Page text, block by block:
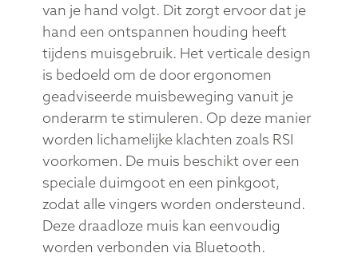
van je hand volgt. Dit zorgt ervoor dat je
hand een ontspannen houding heeft
tijdens muisgebruik. Het verticale design
is bedoeld om de door ergonomen
geadviseerde muisbeweging vanuit je
onderarm te stimuleren. Op deze manier
worden lichamelijke klachten zoals RSI
voorkomen. De muis beschikt over een
speciale duimgoot en een pinkgoot,
zodat alle vingers worden ondersteund.
Deze draadloze muis kan eenvoudig
worden verbonden via Bluetooth.